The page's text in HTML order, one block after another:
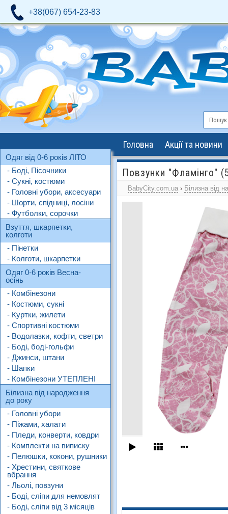
+38(067) 654-23-83
Головна Акції та новини
Одяг від 0-6 років ЛІТО
- Боді, Пісочники
- Сукні, костюми
- Головні убори, аксесуари
- Шорти, спідниці, лосіни
- Футболки, сорочки
Взуття, шкарпетки,
колготи
- Пінетки
- Колготи, шкарпетки
Одяг 0-6 років Весна-
осінь
- Комбінезони
- Костюми, сукні
- Куртки, жилети
- Спортивні костюми
- Водолазки, кофти, светри
- Боді, боді-гольфи
- Джинси, штани
- Шапки
- Комбінезони УТЕПЛЕНІ
Білизна від народження
до року
- Головні убори
- Піжами, халати
- Пледи, конверти, ковдри
- Комплекти на виписку
- Пелюшки, кокони, рушники
- Хрестини, святкове
вбрання
- Льолі, повзуни
- Боді, сліпи для немовлят
- Боді, сліпи від 3 місяців
Повзунки "Фламінго"
BabyCity.com.ua › Білизна від